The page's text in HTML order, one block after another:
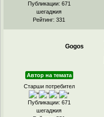
Публикации: 671
шегаджия
Рейтинг: 331
Gogos
Автор на темата
Старши потребител
Публикации: 671
шегаджия